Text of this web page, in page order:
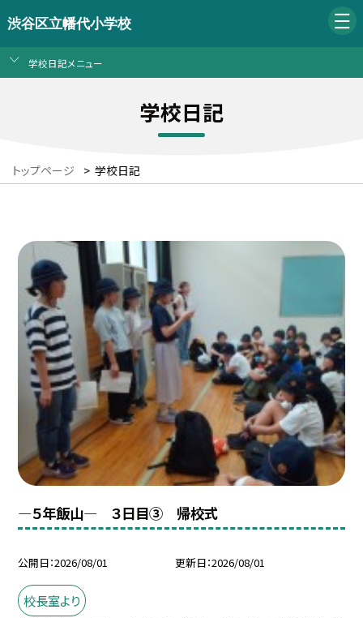
渋谷区立幡代小学校
学校日記メニュー
学校日記
トップページ > 学校日記
―５年飯山― ３日目③ 帰校式
公開日 2026/08/01 更新日 2026/08/01
校長室より